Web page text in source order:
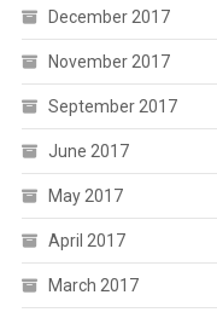
December 2017
November 2017
September 2017
June 2017
May 2017
April 2017
March 2017